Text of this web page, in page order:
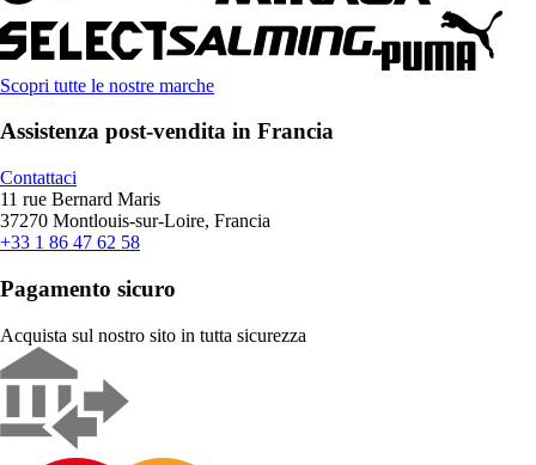
Scopri tutte le nostre marche
Assistenza post-vendita in Francia
Contattaci
11 rue Bernard Maris
37270 Montlouis-sur-Loire, Francia
+33 1 86 47 62 58
Pagamento sicuro
Acquista sul nostro sito in tutta sicurezza